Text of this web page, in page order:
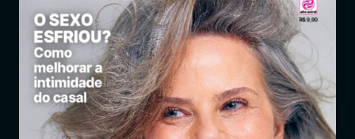
Jornais
Notícias